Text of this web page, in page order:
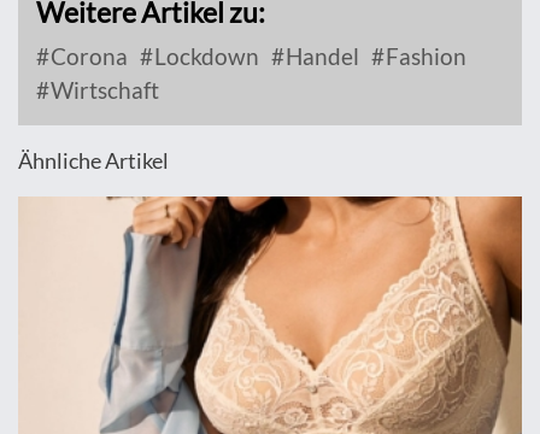
Weitere Artikel zu:
Corona Lockdown Handel
Fashion
Wirtschaft
Ähnliche Artikel